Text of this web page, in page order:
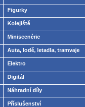
Figurky
Kolejiště
Miniscenérie
Auta, lodě, letadla, tramvaje
Elektro
Digitál
Náhradní díly
Příslušenství